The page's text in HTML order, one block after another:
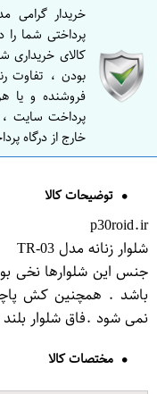
خریدار گرامی
پرداختی شما
کالای خریداری
بودن ، تفاوت
فروشنده و یا
پرداخت سایت
خارج از درگاه
توضیحات کالا
p30roid.ir
شلوار زنانه مدل TR-03
جنس این شلوارها نخی
باشد . همچنین کش پاچه
نمی شود .فاق شلوار
مختصات کالا